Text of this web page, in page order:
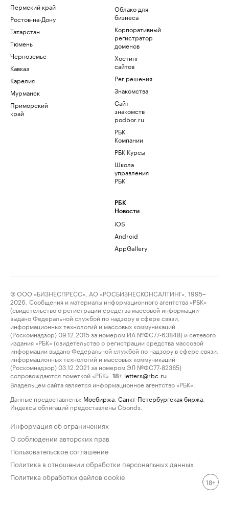
Пермский край
Ростов-на-Дону
Татарстан
Тюмень
Черноземье
Кавказ
Карелия
Мурманск
Приморский
край
Облако для
бизнеса
Корпоративный
регистратор
доменов
Хостинг
сайтов
Рег.решения
Знакомства
Сайт
знакомств
podbor.ru
РБК
Компании
РБК Курсы
Школа
управления
РБК
РБК
Новости
iOS
Android
AppGallery
© ООО «БИЗНЕСПРЕСС», АО «РОСБИЗНЕСКОНСАЛТИНГ», 1995–
2026. Сообщения и материалы информационного агентства «РБК»
(свидетельство о регистрации средства массовой информации
выдано Федеральной службой по надзору в сфере связи,
информационных технологий и массовых коммуникаций
(Роскомнадзор) 09.12.2015 за номером ИА №ФС77-63848) и сетевого
издания «РБК» (свидетельство о регистрации средства массовой
информации выдано Федеральной службой по надзору в сфере связи,
информационных технологий и массовых коммуникаций
(Роскомнадзор) 03.12.2021 за номером ЭЛ №ФС77-82385)
сопровождаются пометкой «РБК».
18+ letters@rbc.ru
Владельцем сайта является информационное агентство «РБК».
Данные предоставлены: Мосбиржа Санкт-Петербургская биржа
Индексы облигаций предоставлены Cbonds.
Информация об ограничениях
О соблюдении авторских прав
Пользовательское соглашение
Политика в отношении обработки персональных данных
Политика обработки файлов cookie
18+